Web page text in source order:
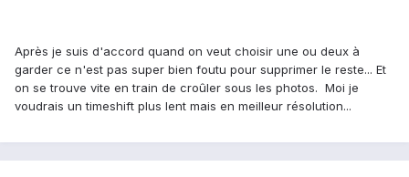
Après je suis d'accord quand on veut choisir une ou deux à
garder ce n'est pas super bien foutu pour supprimer le reste... Et
on se trouve vite en train de croûler sous les photos. Moi je
voudrais un timeshift plus lent mais en meilleur résolution...